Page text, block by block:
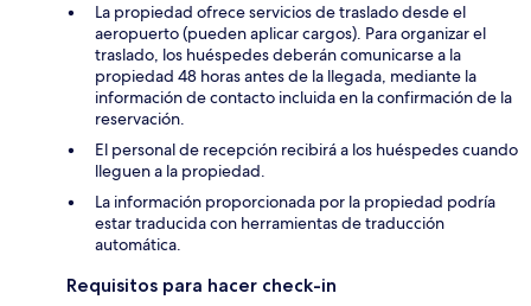
La propiedad ofrece servicios de traslado desde el
aeropuerto (pueden aplicar cargos). Para organizar el
traslado, los huéspedes deberán comunicarse a la
propiedad 48 horas antes de la llegada, mediante la
información de contacto incluida en la confirmación de la
reservación.
El personal de recepción recibirá a los huéspedes cuando
lleguen a la propiedad.
La información proporcionada por la propiedad podría
estar traducida con herramientas de traducción
automática.
Requisitos para hacer check-in